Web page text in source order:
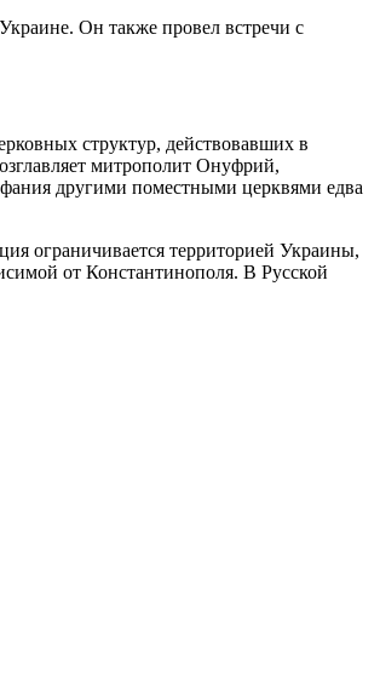
Он также провел встречи с
структур, действовавших в
митрополит Онуфрий,
другими поместными церквями едва
ограничивается территорией Украины,
от Константинополя. В Русской